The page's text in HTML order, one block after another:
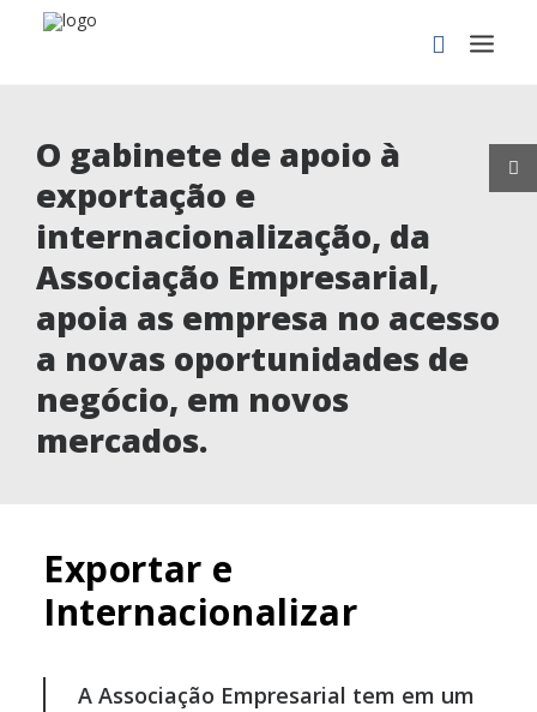
PROCURAR
O gabinete de apoio à
exportação e
internacionalização, da
Associação Empresarial,
apoia as empresa no acesso
a novas oportunidades de
negócio, em novos
mercados.
Exportar e
Internacionalizar
A Associação Empresarial tem em um